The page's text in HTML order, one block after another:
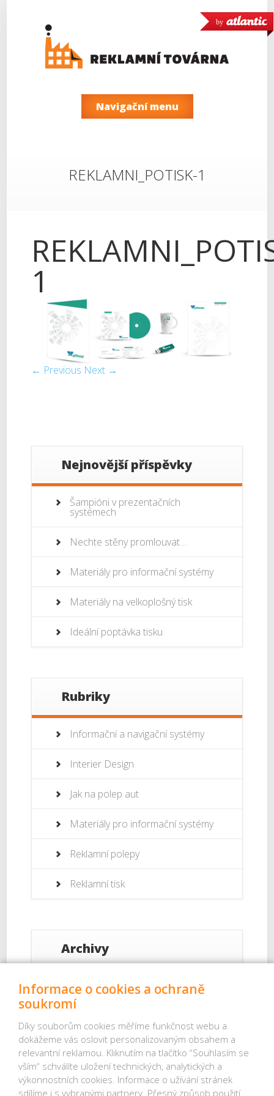
by
Navigační menu
REKLAMNI_POTISK-1
1
← Previous Next →
Nejnovější příspěvky
Šampióni v prezentačních
systémech
Nechte stěny promlouvat…
Materiály pro informační systémy
Materiály na velkoplošný tisk
Ideální poptávka tisku
Rubriky
Informační a navigační systémy
Interier Design
Jak na polep aut
Materiály pro informační systémy
Reklamní polepy
Reklamní tisk
Archivy
Září 2017
Červenec 2017
Červenec 2013
Informace o cookies a ochraně
soukromí
Díky souborům cookies měříme funkčnost webu a
dokážeme vás oslovit personalizovaným obsahem a
relevantní reklamou. Kliknutím na tlačítko “Souhlasím se
vším“ schválíte uložení technických, analytických a
výkonnostních cookies. Informace o užívání stránek
sdílíme i s vybranými partnery. Přesný způsob použití